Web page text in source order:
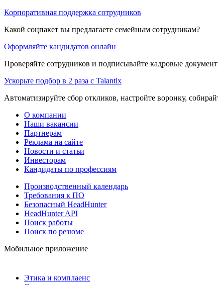
Корпоративная поддержка сотрудников
Какой соцпакет вы предлагаете семейным сотрудникам?
Оформляйте кандидатов онлайн
Проверяйте сотрудников и подписывайте кадровые
Ускорьте подбор в 2 раза с Talantix
Автоматизируйте сбор откликов, настройте воронку,
О компании
Наши вакансии
Партнерам
Реклама на сайте
Новости и статьи
Инвесторам
Кандидаты по профессиям
Производственный календарь
Требования к ПО
Безопасный HeadHunter
HeadHunter API
Поиск работы
Поиск по резюме
Мобильное приложение
Этика и комплаенс